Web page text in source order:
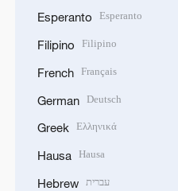
Esperanto Esperanto
Filipino Filipino
French Français
German Deutsch
Greek Ελληνικά
Hausa Hausa
Hebrew עברית